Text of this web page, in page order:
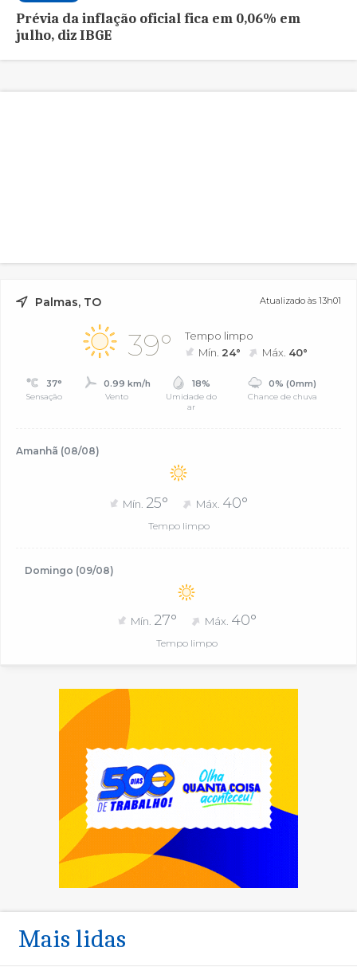
Prévia da inflação oficial fica em 0,06% em
julho, diz IBGE
Palmas, TO Atualizado às 13h01
39°
Tempo limpo
Mín. 24° Máx. 40°
37°
Sensação
0.99 km/h
Vento
18%
Umidade do
ar
0% (0mm)
Chance de chuva
Amanhã (08/08)
Mín. 25° Máx. 40°
Tempo limpo
Domingo (09/08)
Mín. 27° Máx. 40°
Tempo limpo
Mais lidas